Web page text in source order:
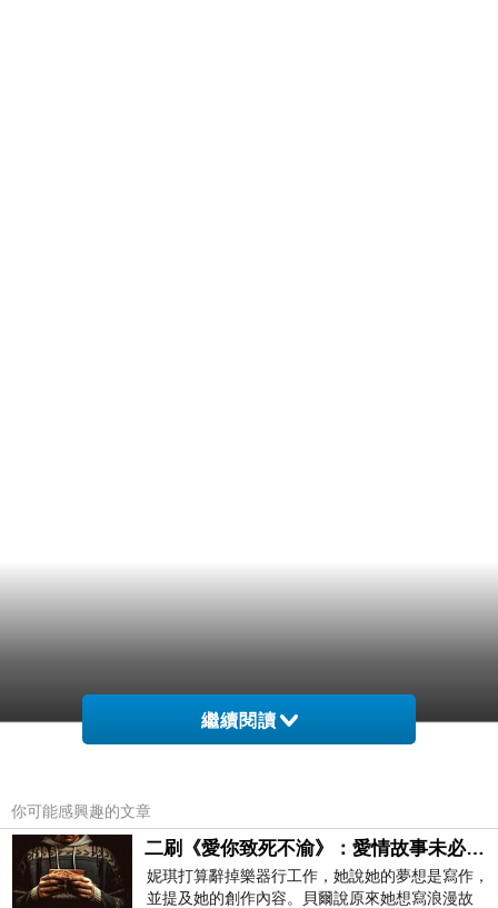
繼續閱讀
你可能感興趣的文章
二刷《愛你致死不渝》：愛情故事未必是浪漫故事
妮琪打算辭掉樂器行工作，她說她的夢想是寫作，
並提及她的創作內容。貝爾說原來她想寫浪漫故